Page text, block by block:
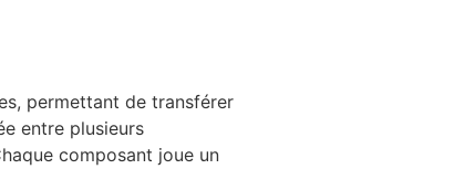
permettant de transférer
entre plusieurs
composant joue un